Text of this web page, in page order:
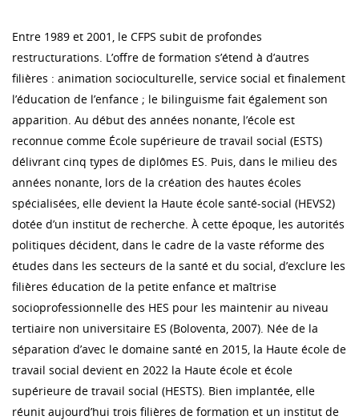
Entre 1989 et 2001, le CFPS subit de profondes
restructurations. L’offre de formation s’étend à d’autres
filières : animation socioculturelle, service social et finalement
l’éducation de l’enfance ; le bilinguisme fait également son
apparition. Au début des années nonante, l’école est
reconnue comme École supérieure de travail social (ESTS)
délivrant cinq types de diplômes ES. Puis, dans le milieu des
années nonante, lors de la création des hautes écoles
spécialisées, elle devient la Haute école santé-social (HEVS2)
dotée d’un institut de recherche. À cette époque, les autorités
politiques décident, dans le cadre de la vaste réforme des
études dans les secteurs de la santé et du social, d’exclure les
filières éducation de la petite enfance et maîtrise
socioprofessionnelle des HES pour les maintenir au niveau
tertiaire non universitaire ES (Boloventa, 2007). Née de la
séparation d’avec le domaine santé en 2015, la Haute école de
travail social devient en 2022 la Haute école et école
supérieure de travail social (HESTS). Bien implantée, elle
réunit aujourd’hui trois filières de formation et un institut de